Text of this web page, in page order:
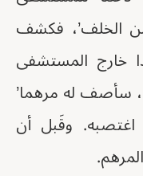
الخلف’، فكشف
خارج المستشفى
سأصف له مرهما’
وقَبل أن